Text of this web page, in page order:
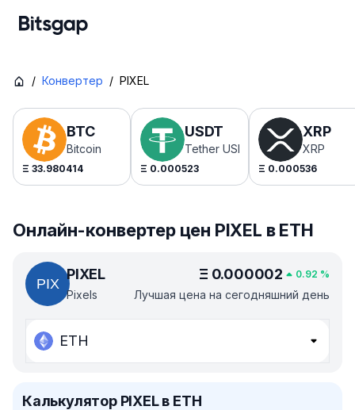
/ Конвертер / PIXEL
BTC
Bitcoin
Ξ 33.980414
USDT
Tether USDt
Ξ 0.000523
XRP
XRP
Ξ 0.000536
Онлайн-конвертер цен PIXEL в ETH
PIXEL
Pixels
Ξ 0.000002 0.92 %
Лучшая цена на сегодняшний день
ETH
Калькулятор PIXEL в ETH